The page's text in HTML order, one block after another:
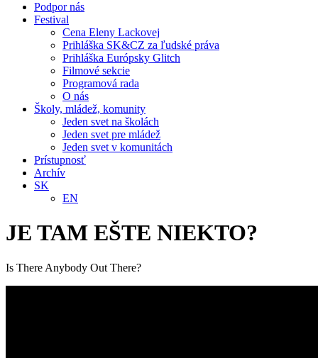
Podpor nás
Festival
Cena Eleny Lackovej
Prihláška SK&CZ za ľudské práva
Prihláška Európsky Glitch
Filmové sekcie
Programová rada
O nás
Školy, mládež, komunity
Jeden svet na školách
Jeden svet pre mládež
Jeden svet v komunitách
Prístupnosť
Archív
SK
EN
JE TAM EŠTE NIEKTO?
Is There Anybody Out There?